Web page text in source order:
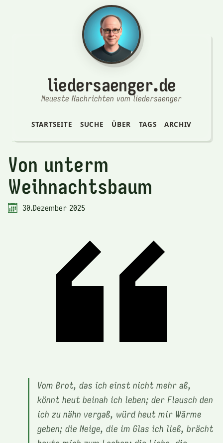
liedersaenger.de
Neueste Nachrichten vom liedersaenger
STARTSEITE SUCHE ÜBER TAGS ARCHIV
Von unterm
Weihnachtsbaum
30.Dezember 2025
Vom Brot, das ich einst nicht mehr aß,
könnt heut beinah ich leben; der Flausch den
ich zu nähn vergaß, würd heut mir Wärme
geben; die Neige, die im Glas ich ließ, brächt